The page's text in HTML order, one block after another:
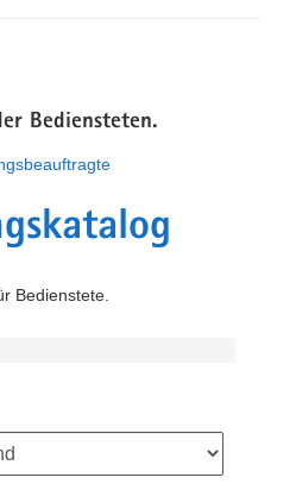
Bediensteten.
Bedienstete.